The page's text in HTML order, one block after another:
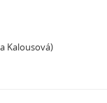
Kalousová)